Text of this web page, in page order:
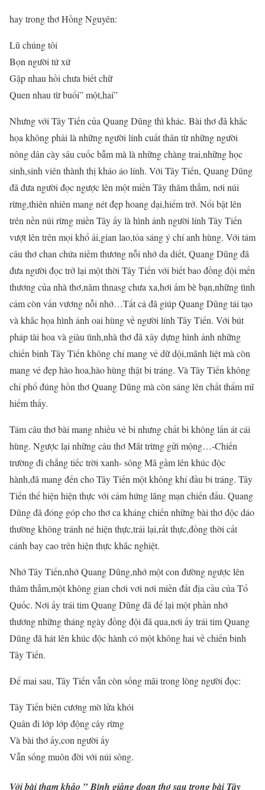
hay trong thơ Hồng Nguyên:
Lũ chúng tôi
Bọn người tứ xứ
Gặp nhau hồi chưa biết chữ
Quen nhau từ buổi” một,hai”
Nhưng với Tây Tiến của Quang Dũng thì khác. Bài thơ đã khắc
họa không phải là những người lính cuất thân từ những người
nông dân cày sâu cuốc bẫm mà là những chàng trai,những học
sinh,sinh viên thành thị kháo áo lính. Với Tây Tiến, Quang Dũng
đã đưa người đọc ngược lên một miền Tây thăm thẳm, nơi núi
rừng,thiên nhiên mang nét đẹp hoang dại,hiểm trở. Nổi bật lên
trên nền núi rừng miền Tây ấy là hình ảnh người lính Tây Tiến
vượt lên trên mọi khổ ải,gian lao,tỏa sáng ý chí anh hùng. Với tám
câu thơ chan chứa niềm thương nỗi nhớ da diết, Quang Dũng đã
đưa người đọc trở lại một thời Tây Tiến với biết bao đồng đội mến
thương của nhà thơ,năm thnasg chưa xa,hơi ấm bè bạn,những tình
cảm còn vấn vương nỗi nhớ…Tất cả đã giúp Quang Dũng tái tạo
và khắc họa hình ảnh oai hùng về người lính Tây Tiến. Với bút
pháp tài hoa và giàu tình,nhà thơ đã xây dựng hình ảnh những
chiến binh Tây Tiến không chỉ mang vẻ dữ dội,mãnh liệt mà còn
mang vẻ đẹp hào hoa,hào hùng thật bi tráng. Và Tây Tiến không
chỉ phổ đúng hồn thơ Quang Dũng mà còn sáng lên chất thẩm mĩ
hiếm thấy.
Tám câu thơ bài mang nhiều vẻ bi nhưng chất bi không lấn át cái
hùng. Ngược lại những câu thơ Mắt trừng gửi mộng…-Chiến
trường đi chẳng tiếc trời xanh- sông Mã gầm lên khúc độc
hành,đã mang đến cho Tây Tiến một không khí đầu bi tráng. Tây
Tiến thể hiện hiện thực với cảm hứng lãng mạn chiến đấu. Quang
Dũng đã đóng góp cho thơ ca kháng chiến những bài thơ độc dáo
thường không tránh né hiện thực,trái lại,rất thực,đồng thời cất
cánh bay cao trên hiện thực khắc nghiệt.
Nhớ Tây Tiến,nhớ Quang Dũng,nhớ một con đường ngược lên
thăm thẳm,một không gian chơi vơi nơi miền đất địa cầu của Tổ
Quốc. Nơi ấy trái tim Quang Dũng đã để lại một phần nhớ
thương những tháng ngày đồng đội đã qua,nơi ấy trái tim Quang
Dũng đã hát lên khúc độc hành có một không hai về chiến binh
Tây Tiến.
Để mai sau, Tây Tiến vẫn còn sống mãi trong lòng người đọc:
Tây Tiến biên cương mờ lửa khói
Quân đi lớp lớp động cây rừng
Và bài thơ ấy,con người ấy
Vẫn sống muôn đời với núi sông.
Với bài tham khảo ” Bình giảng đoạn thơ sau trong bài Tây